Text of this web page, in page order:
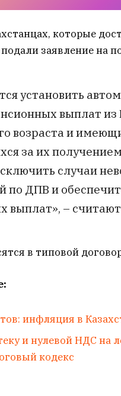
которые
заявление на
установить
выплат
возраста и
за их
случаи
по ДПВ и
выплат», – считают
в типовой
инфляция в
и нулевой НДС на
кодекс